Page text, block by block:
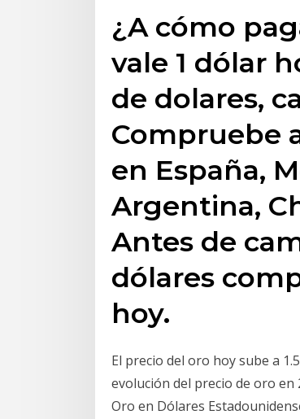
¿A cómo
vale 1 dólar
de dolares,
Compruebe
en España,
Argentina,
Antes de
dólares
hoy.
El precio del oro hoy sube a
evolución del precio de oro en
Oro en Dólares